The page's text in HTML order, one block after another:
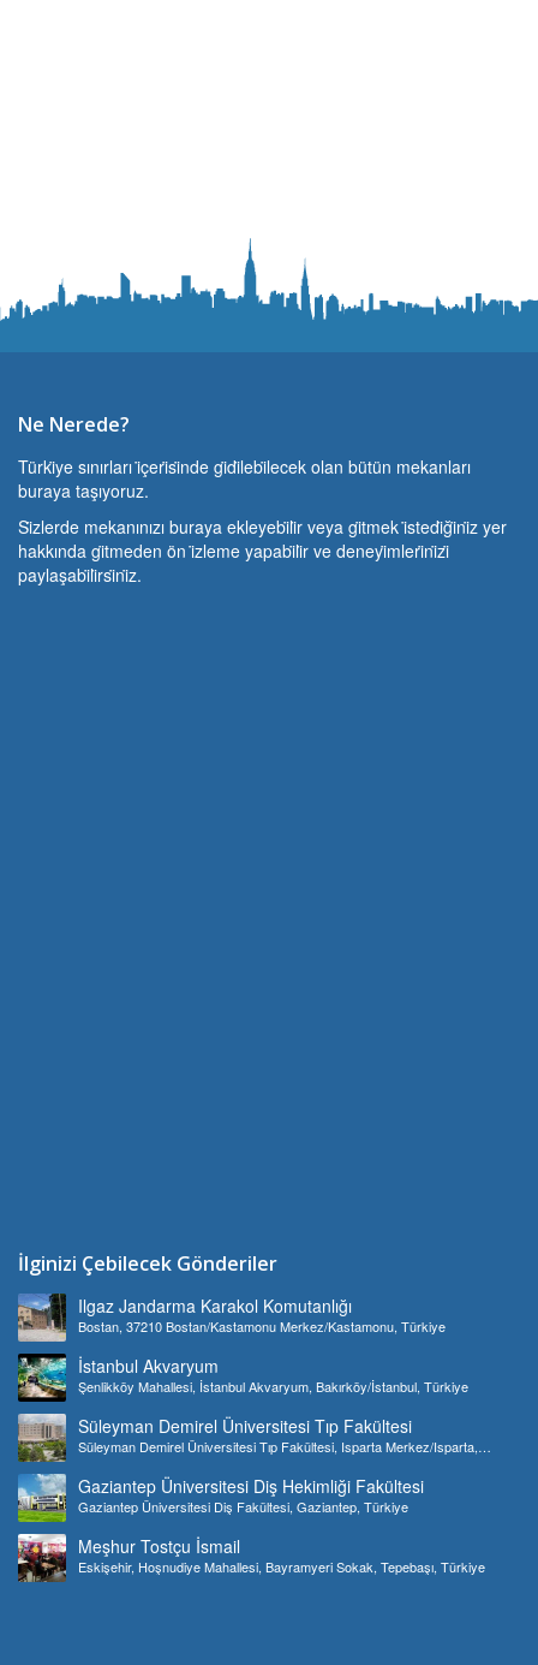
Ne Nerede?
Türki̇ye sınırları i̇çeri̇si̇nde gi̇di̇lebi̇lecek olan bütün mekanları
buraya taşıyoruz.
Si̇zlerde mekanınızı buraya ekleyebi̇li̇r veya gi̇tmek i̇stedi̇ği̇ni̇z yer
hakkında gi̇tmeden ön i̇zleme yapabi̇li̇r ve deneyi̇mleri̇ni̇zi̇
paylaşabi̇li̇rsi̇ni̇z.
İlginizi Çebilecek Gönderiler
Ilgaz Jandarma Karakol Komutanlığı
Bostan, 37210 Bostan/Kastamonu Merkez/Kastamonu, Türkiye
İstanbul Akvaryum
Şenlikköy Mahallesi, İstanbul Akvaryum, Bakırköy/İstanbul, Türkiye
Süleyman Demirel Üniversitesi Tıp Fakültesi
Süleyman Demirel Üniversitesi Tıp Fakültesi, Isparta Merkez/Isparta,
Gaziantep Üniversitesi Diş Hekimliği Fakültesi
Gaziantep Üniversitesi Diş Fakültesi, Gaziantep, Türkiye
Meşhur Tostçu İsmail
Eskişehir, Hoşnudiye Mahallesi, Bayramyeri Sokak, Tepebaşı, Türkiye